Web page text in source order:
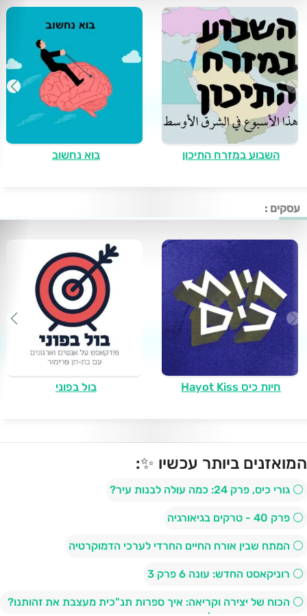
השבוע במזרח התיכון בוא נחשוב
עסקים :
חיות כיס Hayot Kiss בול בפוני
המואזנים ביותר עכשיו ✨:
⚪ גורי כיס, פרק 24: כמה עולה לבנות עיר?
⚪ פרק 40 - טרקים בגיאורגיה
⚪ המתח שבין אורח החיים החרדי לערכי הדמוקרטיה
⚪ רוניקאסט החדש: עונה 6 פרק 3
⚪ הכוח של יצירה וקריאה: איך ספרות תנ"כית מעצבת את זהותנו?